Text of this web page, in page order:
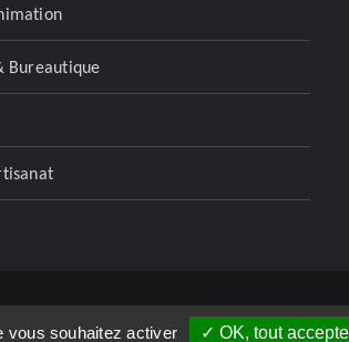
Bureautique
vous souhaitez activer ✓ OK, tout